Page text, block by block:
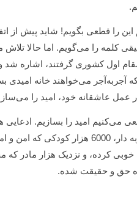
کلمه را می‌گویم. اما حالا
اول کشوری گرفتند، اشاره شد
می‌خواهند خانه امیدی
عمل عاشقانه خود، امید را
می‌کنیم امید را بسازیم. ادعایی
رهاشدن بیش از 50 انسان از چوبه
کرده، و نزدیک هزار مادر که
حق و حقیقت شده.